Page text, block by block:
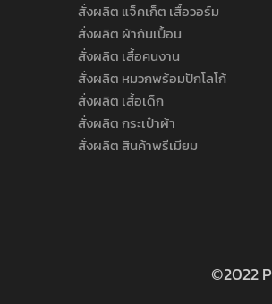
สั่งผลิต แจ็คเก็ต เสื้อวอร์ม
สั่งผลิต ผ้ากันเปื้อน
สั่งผลิต เสื้อคนงาน
สั่งผลิต หมวกพร้อมปักโลโก้
สั่งผลิต เสื้อเด็ก
สั่งผลิต กระเป๋าผ้า
สั่งผลิต สินค้าพรีเมียม
©2022